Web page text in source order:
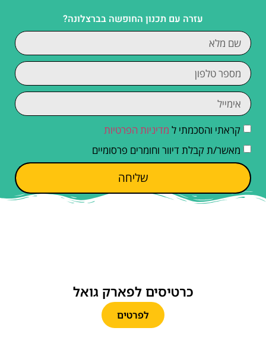
עזרה עם תכנון החופשה בברצלונה?
קראתי והסכמתי ל מדיניות הפרטיות
מאשר/ת קבלת דיוור וחומרים פרסומיים
שליחה
כרטיסים לפארק גואל
לפרטים